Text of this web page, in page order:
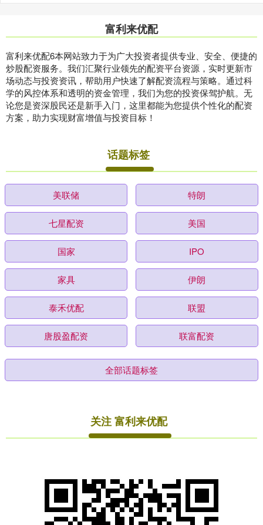
富利来优配
富利来优配6本网站致力于为广大投资者提供专业、安全、便捷的
炒股配资服务。我们汇聚行业领先的配资平台资源，实时更新市
场动态与投资资讯，帮助用户快速了解配资流程与策略。通过科
学的风控体系和透明的资金管理，我们为您的投资保驾护航。无
论您是资深股民还是新手入门，这里都能为您提供个性化的配资
方案，助力实现财富增值与投资目标！
话题标签
美联储 特朗
七星配资 美国
国家 IPO
家具 伊朗
泰禾优配 联盟
唐股盈配资 联富配资
全部话题标签
关注 富利来优配